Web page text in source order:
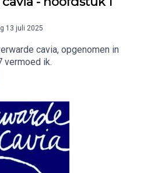
13 juli 2025
cavia, opgenomen in
vermoed ik.